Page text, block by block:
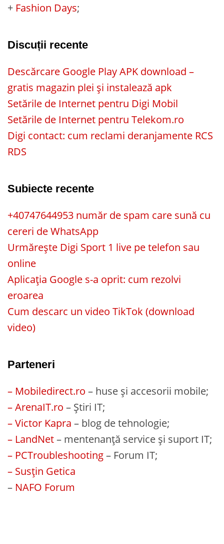
+ Fashion Days;
Discuții recente
Descărcare Google Play APK download –
gratis magazin plei și instalează apk
Setările de Internet pentru Digi Mobil
Setările de Internet pentru Telekom.ro
Digi contact: cum reclami deranjamente RCS
RDS
Subiecte recente
+40747644953 număr de spam care sună cu
cereri de WhatsApp
Urmărește Digi Sport 1 live pe telefon sau
online
Aplicația Google s-a oprit: cum rezolvi
eroarea
Cum descarc un video TikTok (download
video)
Parteneri
– Mobiledirect.ro – huse și accesorii mobile;
– ArenaIT.ro – Știri IT;
– Victor Kapra – blog de tehnologie;
– LandNet– mentenanță service și suport IT;
– PCTroubleshooting– Forum IT;
– Susțin Getica
– NAFO Forum